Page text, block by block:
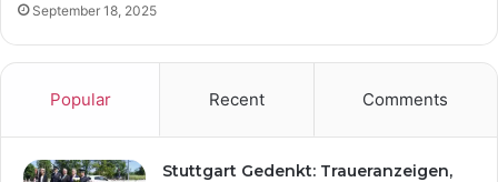
September 18, 2025
Popular Recent Comments
Stuttgart Gedenkt: Traueranzeigen,